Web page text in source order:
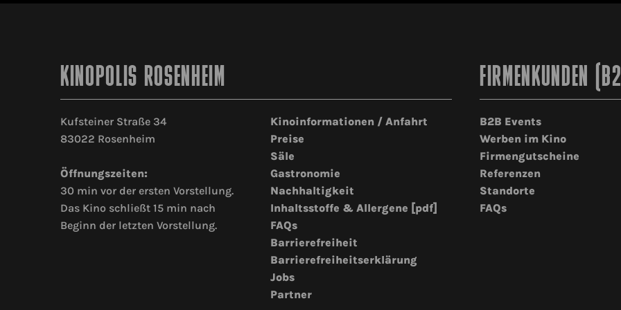
KINOPOLIS ROSENHEIM
Kufsteiner Straße 34
83022 Rosenheim
Öffnungszeiten:
30 min vor der ersten Vorstellung.
Das Kino schließt 15 min nach
Beginn der letzten Vorstellung.
Kinoinformationen / Anfahrt
Preise
Säle
Gastronomie
Nachhaltigkeit
Inhaltsstoffe & Allergene [pdf]
FAQs
Barrierefreiheit
Barrierefreiheitserklärung
Jobs
Partner
FIRMENKUNDEN
B2B Events
Werben im Kino
Firmengutscheine
Referenzen
Standorte
FAQs